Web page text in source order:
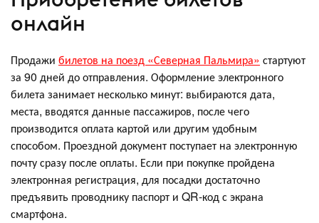
онлайн
Продажи билетов на поезд «Северная Пальмира» стартуют
за 90 дней до отправления. Оформление электронного
билета занимает несколько минут: выбираются дата,
места, вводятся данные пассажиров, после чего
производится оплата картой или другим удобным
способом. Проездной документ поступает на электронную
почту сразу после оплаты. Если при покупке пройдена
электронная регистрация, для посадки достаточно
предъявить проводнику паспорт и QR-код с экрана
смартфона.